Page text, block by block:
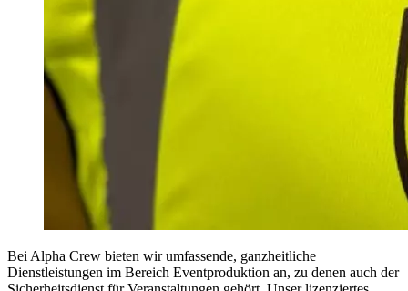
Bei Alpha Crew bieten wir umfassende, ganzheitliche
Dienstleistungen im Bereich Eventproduktion an, zu denen auch der